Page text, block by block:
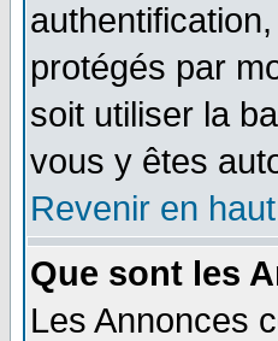
protégés par
soit utiliser la
vous y êtes
Revenir en
Que sont les
Les Annonces